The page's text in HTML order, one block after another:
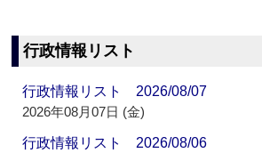
行政情報リスト
行政情報リスト 2026/08/07
2026年08月07日 (金)
行政情報リスト 2026/08/06